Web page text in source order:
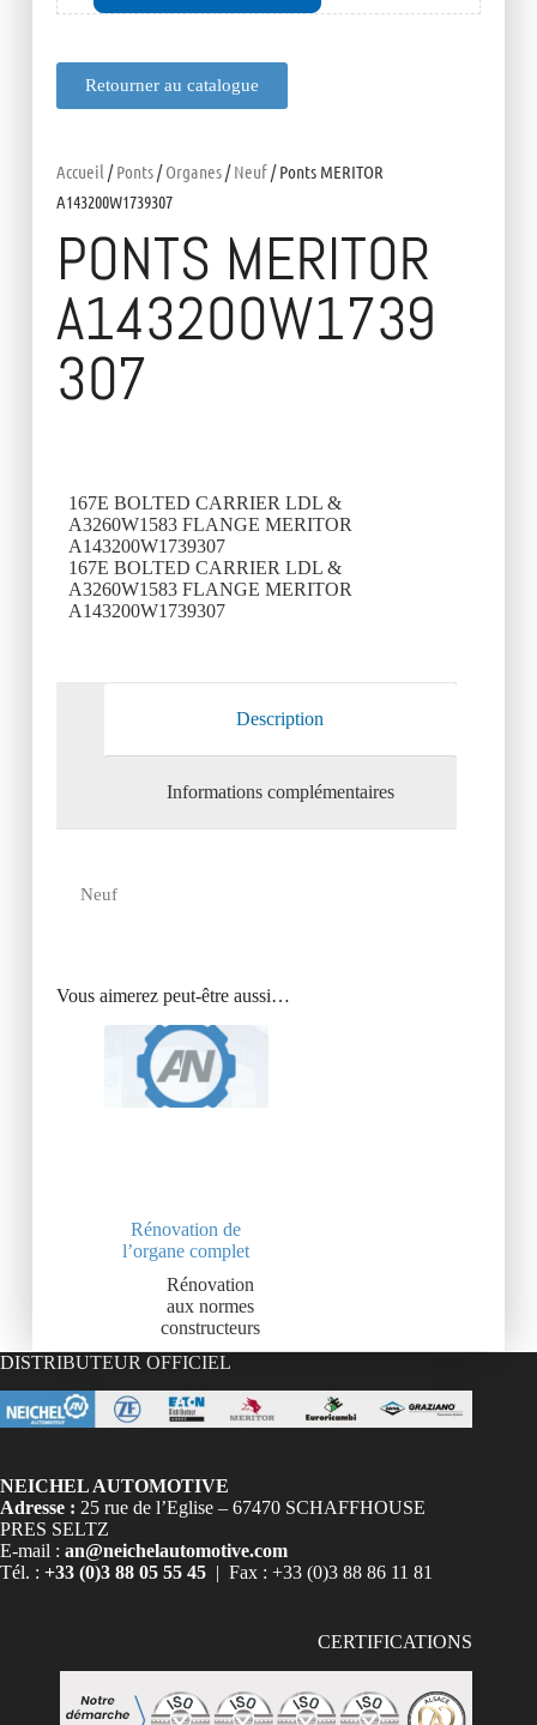
Retourner au catalogue
Accueil /Ponts/Organes/Neuf/ Ponts MERITOR
A143200W1739307
PONTS MERITOR
A143200W1739
307
167E BOLTED CARRIER LDL &
A3260W1583 FLANGE MERITOR
A143200W1739307
167E BOLTED CARRIER LDL &
A3260W1583 FLANGE MERITOR
A143200W1739307
Description
Informations complémentaires
Neuf
Vous aimerez peut-être aussi…
Rénovation de
l’organe complet
Rénovation
aux normes
constructeurs
DISTRIBUTEUR OFFICIEL
NEICHEL AUTOMOTIVE
Adresse : 25 rue de l’Eglise – 67470 SCHAFFHOUSE
PRES SELTZ
E-mail : an@neichelautomotive.com
Tél. : +33 (0)3 88 05 55 45 | Fax : +33 (0)3 88 86 11 81
CERTIFICATIONS